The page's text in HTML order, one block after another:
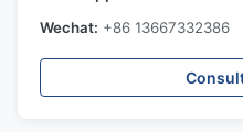
Wechat: +86 13667332386